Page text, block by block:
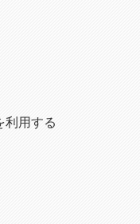
利用する